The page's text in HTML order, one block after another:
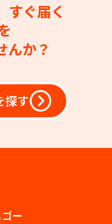
すぐ届く
んか？
探す
ー